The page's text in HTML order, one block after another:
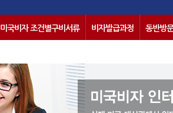
미국비자 조건별구비서류 비자발급과정 동반방